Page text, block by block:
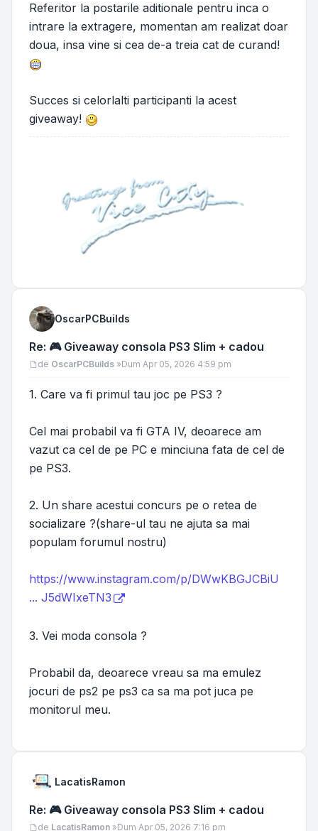
Referitor la postarile aditionale pentru inca o
intrare la extragere, momentan am realizat doar
doua, insa vine si cea de-a treia cat de curand!
Succes si celorlalti participanti la acest
giveaway!
OscarPCBuilds
Re: 🎮 Giveaway consola PS3 Slim + cadou
Mesaj
de OscarPCBuilds »Dum Apr 05, 2026 4:59 pm
1. Care va fi primul tau joc pe PS3 ?
Cel mai probabil va fi GTA IV, deoarece am
vazut ca cel de pe PC e minciuna fata de cel de
pe PS3.
2. Un share acestui concurs pe o retea de
socializare ?(share-ul tau ne ajuta sa mai
populam forumul nostru)
https://www.instagram.com/p/DWwKBGJCBiU
... J5dWIxeTN3
3. Vei moda consola ?
Probabil da, deoarece vreau sa ma emulez
jocuri de ps2 pe ps3 ca sa ma pot juca pe
monitorul meu.
LacatisRamon
Re: 🎮 Giveaway consola PS3 Slim + cadou
Mesaj
de LacatisRamon »Dum Apr 05, 2026 7:16 pm